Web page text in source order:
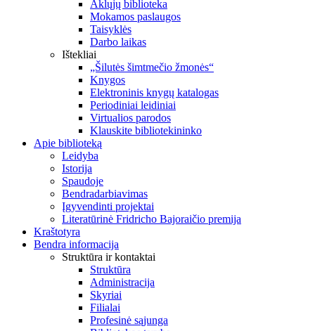
Aklųjų biblioteka
Mokamos paslaugos
Taisyklės
Darbo laikas
Ištekliai
„Šilutės šimtmečio žmonės“
Knygos
Elektroninis knygų katalogas
Periodiniai leidiniai
Virtualios parodos
Klauskite bibliotekininko
Apie biblioteką
Leidyba
Istorija
Spaudoje
Bendradarbiavimas
Įgyvendinti projektai
Literatūrinė Fridricho Bajoraičio premija
Kraštotyra
Bendra informacija
Struktūra ir kontaktai
Struktūra
Administracija
Skyriai
Filialai
Profesinė sąjunga